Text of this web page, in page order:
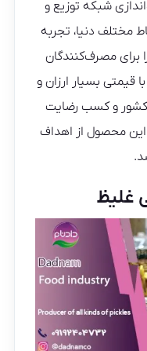
شبکه توزیع و
مختلف دنیا، تجربه
برای مصرف‌کنندگان
قیمتی بسیار ارزان و
کشور و کسب رضایت
محصول از اهداف
غلیظ